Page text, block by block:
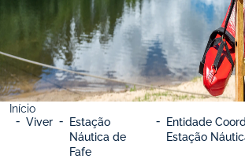
Início
Viver
Estação
Náutica de
Fafe
Entidade
Estação